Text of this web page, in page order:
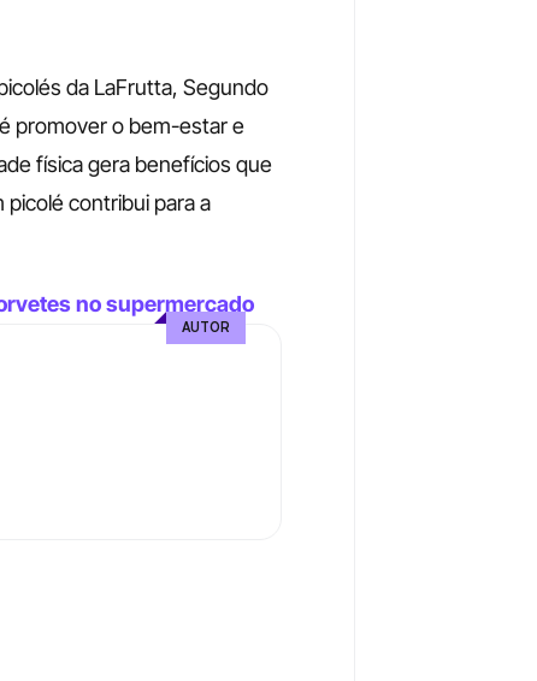
da LaFrutta, Segundo
promover o bem-estar e
física gera benefícios que
contribui para a
no supermercado
AUTOR